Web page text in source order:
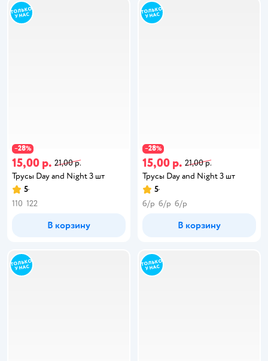
−28%
15,00 р. 21,00 р.
Трусы Day and Night 3 шт
5
110 122
В корзину
−28%
15,00 р. 21,00 р.
Трусы Day and Night 3 шт
5
б/р б/р б/р
В корзину